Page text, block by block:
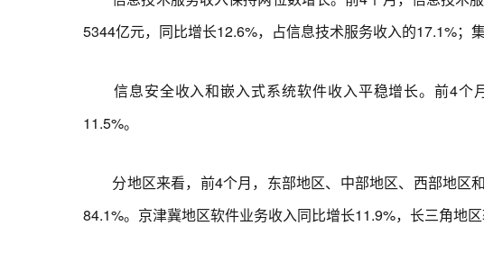
5344亿元，同比增长12.6%，占信息技术服务收入的17.1%；
信息安全收入和嵌入式系统软件收入平稳增长。前4个
11.5%。
分地区来看，前4个月，东部地区、中部地区、西部地区
84.1%。京津冀地区软件业务收入同比增长11.9%，长三角地